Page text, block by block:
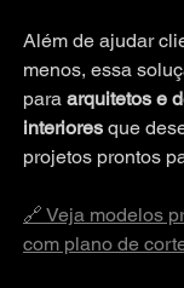
Além de ajudar
menos, essa
para arquitetos e
interiores que
projetos prontos
🔗 Veja modelos
com plano de